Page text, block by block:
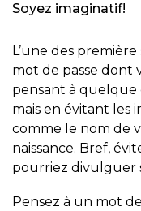
Soyez imaginatif!
L’une des
mot de passe dont
pensant à quelque
mais en évitant les
comme le nom de
naissance. Bref,
pourriez divulguer
Pensez à un mot